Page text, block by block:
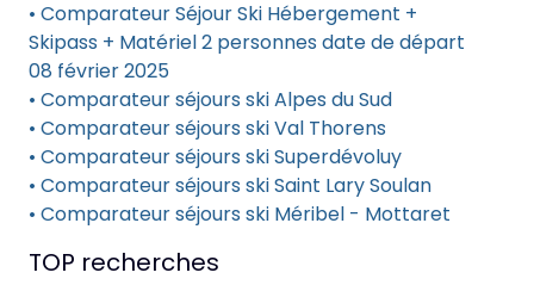
• Comparateur Séjour Ski Hébergement +
Skipass + Matériel 2 personnes date de départ
08 février 2025
• Comparateur séjours ski Alpes du Sud
• Comparateur séjours ski Val Thorens
• Comparateur séjours ski Superdévoluy
• Comparateur séjours ski Saint Lary Soulan
• Comparateur séjours ski Méribel - Mottaret
TOP recherches